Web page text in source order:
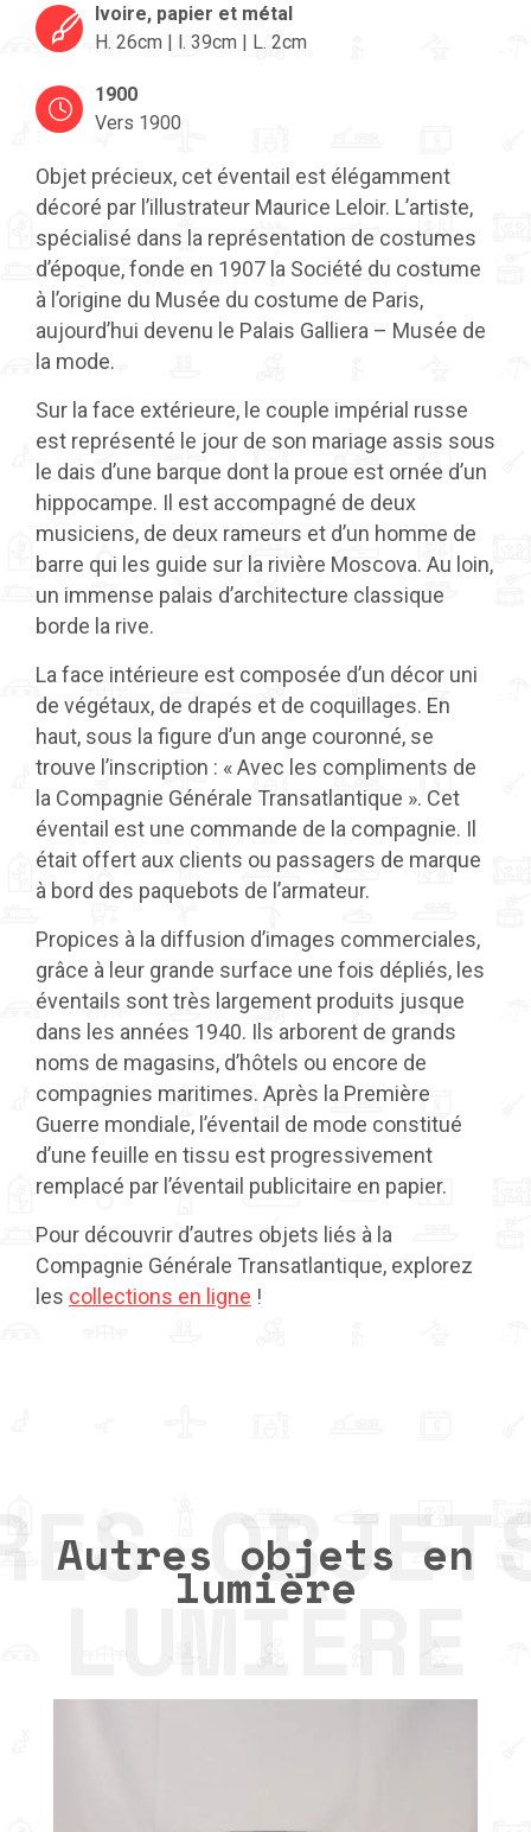
Ivoire, papier et métal
H. 26cm | l. 39cm | L. 2cm
1900
Vers 1900
Objet précieux, cet éventail est élégamment
décoré par l’illustrateur Maurice Leloir. L’artiste,
spécialisé dans la représentation de costumes
d’époque, fonde en 1907 la Société du costume
à l’origine du Musée du costume de Paris,
aujourd’hui devenu le Palais Galliera – Musée de
la mode.
Sur la face extérieure, le couple impérial russe
est représenté le jour de son mariage assis sous
le dais d’une barque dont la proue est ornée d’un
hippocampe. Il est accompagné de deux
musiciens, de deux rameurs et d’un homme de
barre qui les guide sur la rivière Moscova. Au loin,
un immense palais d’architecture classique
borde la rive.
La face intérieure est composée d’un décor uni
de végétaux, de drapés et de coquillages. En
haut, sous la figure d’un ange couronné, se
trouve l’inscription : « Avec les compliments de
la Compagnie Générale Transatlantique ». Cet
éventail est une commande de la compagnie. Il
était offert aux clients ou passagers de marque
à bord des paquebots de l’armateur.
Propices à la diffusion d’images commerciales,
grâce à leur grande surface une fois dépliés, les
éventails sont très largement produits jusque
dans les années 1940. Ils arborent de grands
noms de magasins, d’hôtels ou encore de
compagnies maritimes. Après la Première
Guerre mondiale, l’éventail de mode constitué
d’une feuille en tissu est progressivement
remplacé par l’éventail publicitaire en papier.
Pour découvrir d’autres objets liés à la
Compagnie Générale Transatlantique, explorez
les collections en ligne !
Autres objets en
lumière